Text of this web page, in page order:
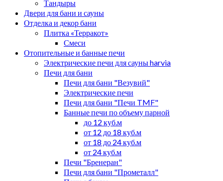
Тандыры
Двери для бани и сауны
Отделка и декор бани
Плитка «Терракот»
Смеси
Отопительные и банные печи
Электрические печи для сауны harvia
Печи для бани
Печи для бани "Везувий"
Электрические печи
Печи для бани "Печи TMF"
Банные печи по объему парной
до 12 куб.м
от 12 до 18 куб.м
от 18 до 24 куб.м
от 24 куб.м
Печи "Бренеран"
Печи для бани "Прометалл"